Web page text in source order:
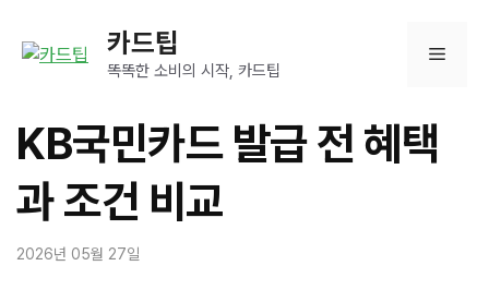
카드팁
똑똑한 소비의 시작, 카드팁
메
KB국민카드 발급 전 혜택
과 조건 비교
2026년 05월 27일